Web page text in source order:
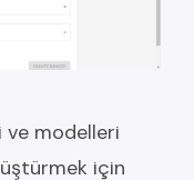
ve modelleri
için